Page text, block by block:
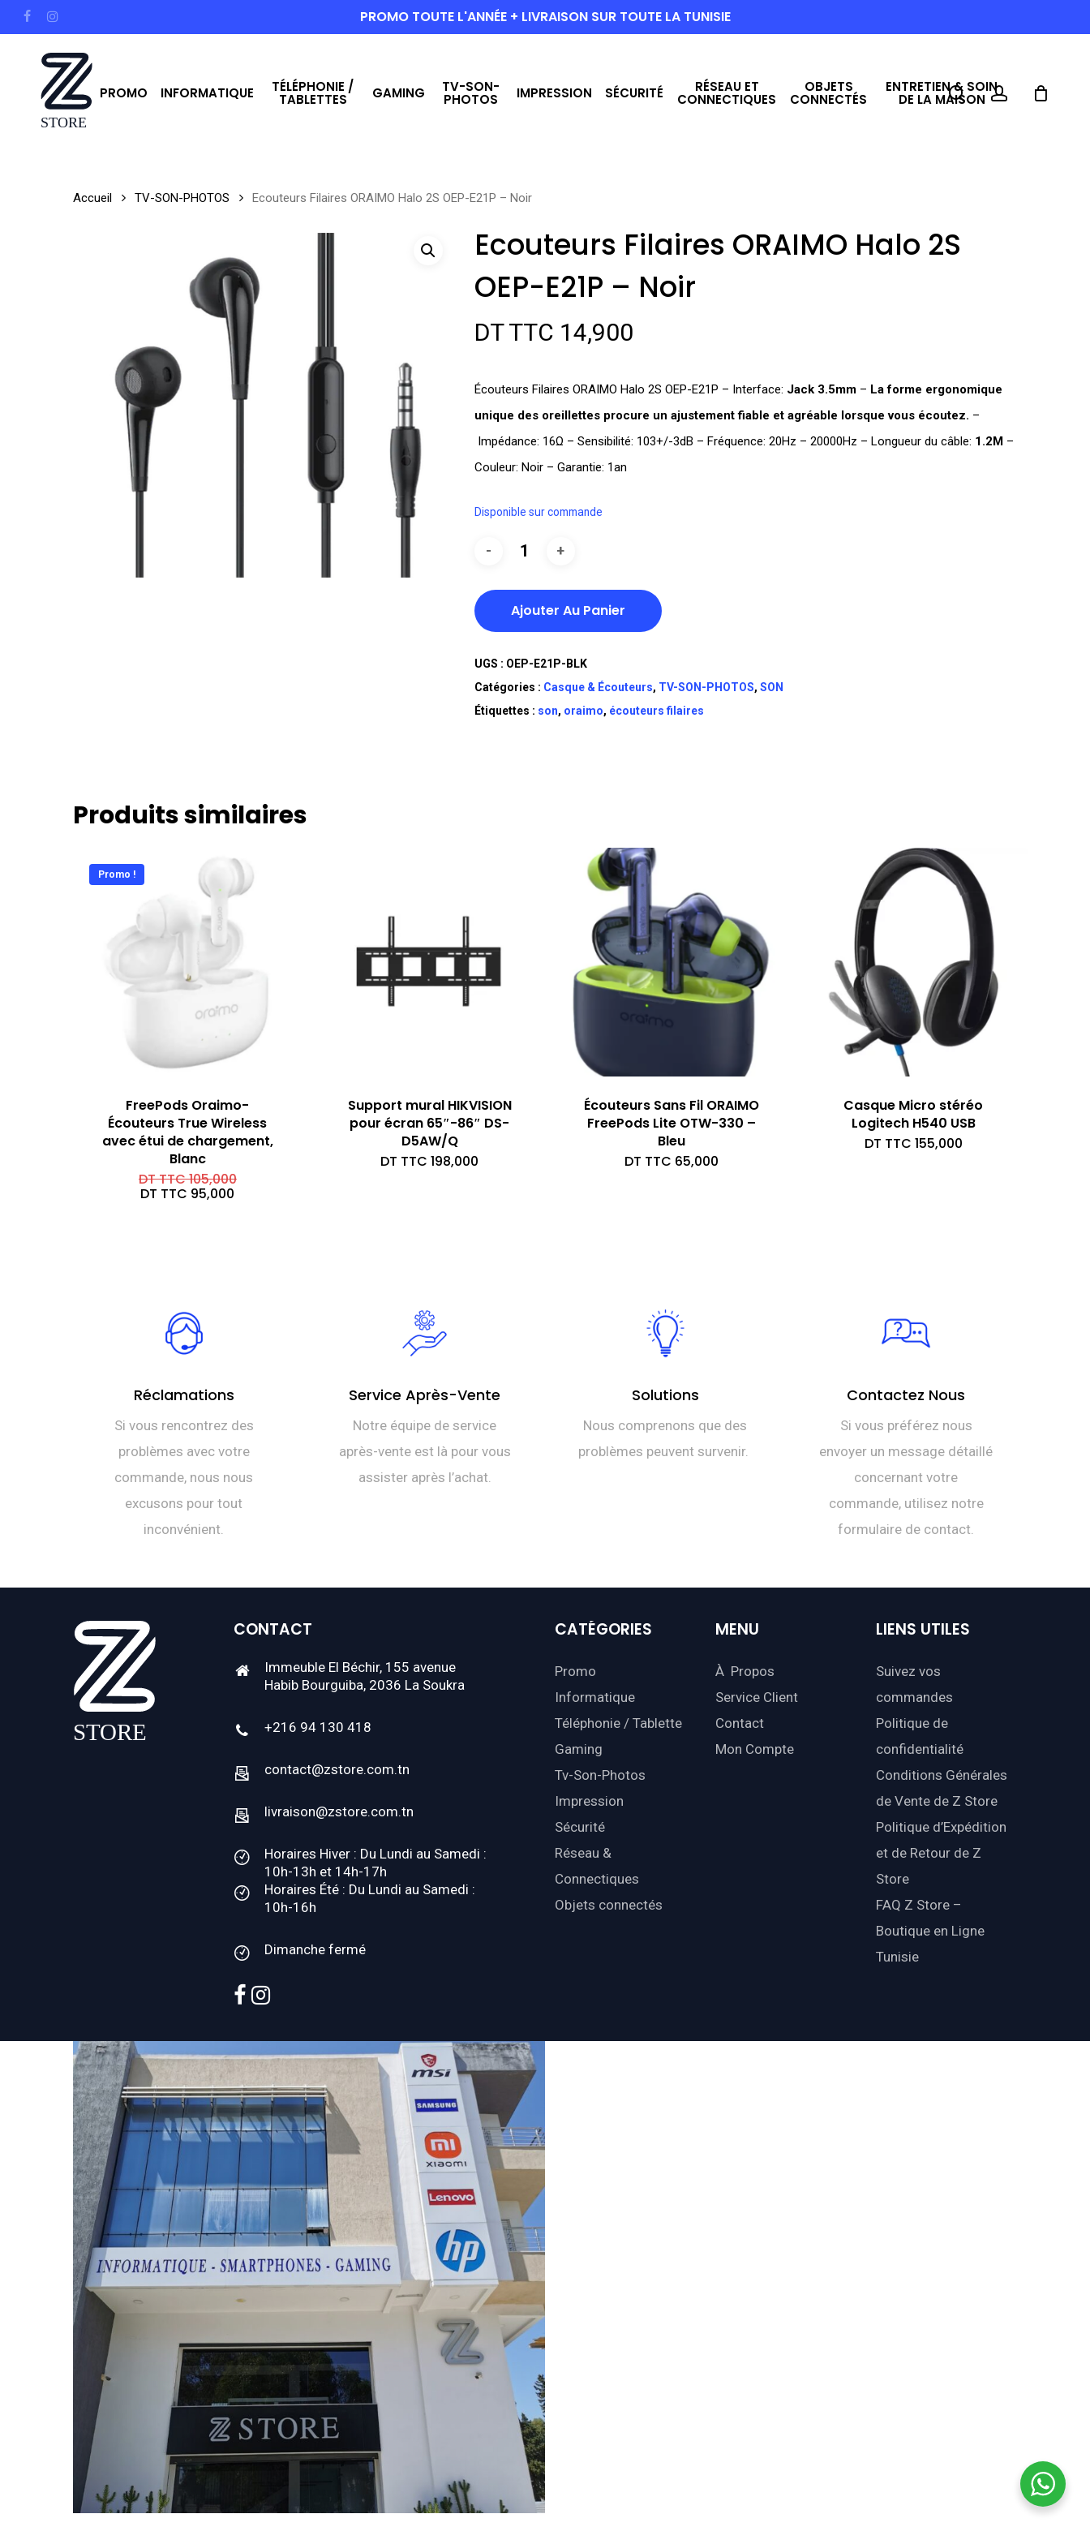
to
facebookinstagram PROMO TOUTE L'ANNÉE + LIVRAISON SUR TOUTE LA TUNISIE
PROMO INFORMATIQUE TÉLÉPHONIE /
TABLETTES GAMING TV-SON-
PHOTOS IMPRESSION SÉCURITÉ RÉSEAU ET
CONNECTIQUES
OBJETS
CONNECTÉS
ENTRETIEN & SOIN
DE LA MAISONsearchaccount
Accueil TV-SON-PHOTOS Ecouteurs Filaires ORAIMO Halo 2S OEP-E21P – Noir
Ecouteurs Filaires ORAIMO Halo 2S
OEP-E21P – Noir
DT TTC 14,900
Écouteurs Filaires ORAIMO Halo 2S OEP-E21P – Interface: Jack 3.5mm– La forme ergonomique
unique des oreillettes procure un ajustement fiable et agréable lorsque vous écoutez. –
Impédance: 16Ω – Sensibilité: 103+/-3dB – Fréquence: 20Hz – 20000Hz – Longueur du câble: 1.2M–
Couleur: Noir – Garantie: 1an
Disponible sur commande
Ajouter Au Panier
UGS : OEP-E21P-BLK
Catégories : Casque & Écouteurs, TV-SON-PHOTOS, SON
Étiquettes : son, oraimo, écouteurs filaires
Produits similaires
Promo !
FreePods Oraimo-
Écouteurs True Wireless
avec étui de chargement,
Blanc
DT TTC105,000Le
DT TTC 95,000
Support mural HIKVISION
pour écran 65″-86″ DS-
D5AW/Q
DT TTC 198,000
Écouteurs Sans Fil ORAIMO
FreePods Lite OTW-330 –
Bleu
DT TTC 65,000
Casque Micro stéréo
Logitech H540 USB
DT TTC 155,000
Réclamations
Si vous rencontrez des
problèmes avec votre
commande, nous nous
excusons pour tout
inconvénient.
Service Après-Vente
Notre équipe de service
après-vente est là pour vous
assister après l’achat.
Solutions
Nous comprenons que des
problèmes peuvent survenir.
Contactez Nous
Si vous préférez nous
envoyer un message détaillé
concernant votre
commande, utilisez notre
formulaire de contact.
CONTACT
Immeuble El Béchir, 155 avenue
Habib Bourguiba, 2036 La Soukra
+216 94 130 418
contact@zstore.com.tn
livraison@zstore.com.tn
Horaires Hiver : Du Lundi au Samedi :
10h-13h et 14h-17h
Horaires Été : Du Lundi au Samedi :
10h-16h
Dimanche fermé
facebook
instagram
CATÉGORIES
Promo
Informatique
Téléphonie / Tablette
Gaming
Tv-Son-Photos
Impression
Sécurité
Réseau &
Connectiques
Objets connectés
MENU
À Propos
Service Client
Contact
Mon Compte
LIENS UTILES
Suivez vos
commandes
Politique de
confidentialité
Conditions Générales
de Vente de Z Store
Politique d’Expédition
et de Retour de Z
Store
FAQ Z Store –
Boutique en Ligne
Tunisie